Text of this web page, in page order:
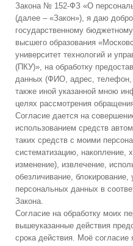
Закона № 152-ФЗ «О
(далее – «Закон»), я даю
государственному
высшего образования
университет технологий и
(ПКУ)», на обработку
данных (ФИО, адрес, телефон,
также иной указанной мною
целях рассмотрения
Согласие дается на
использованием средств
таких средств с моими
систематизацию, накопление,
изменение), извлечение,
обезличивание,
персональных данных в
Закона.
Согласие на обработку моих
вышеуказанные действия
срока действия. Моё согласие